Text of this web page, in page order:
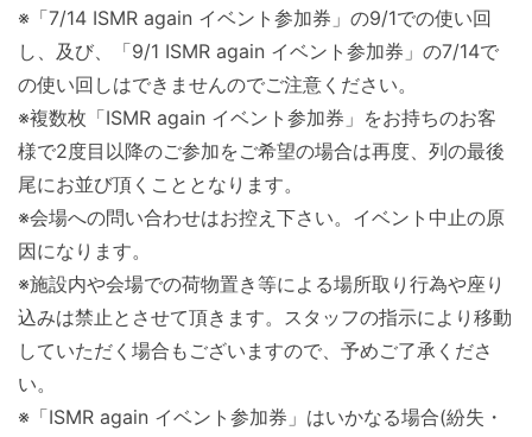
※「7/14 ISMR again イベント参加券」の9/1での使い回
し、及び、「9/1 ISMR again イベント参加券」の7/14で
の使い回しはできませんのでご注意ください。
※複数枚「ISMR again イベント参加券」 をお持ちのお客
様で2度目以降のご参加をご希望の場合は再度、 列の最後
尾にお並び頂くこととなります。
※会場への問い合わせはお控え下さい。 イベント中止の原
因になります。
※施設内や会場での荷物置き等による場所取り行為や座り
込みは禁止とさせて頂きます。 スタッフの指示により移動
していただく場合もございますので、 予めご了承くださ
い。
※「ISMR again イベント参加券」はいかなる場合(紛失・